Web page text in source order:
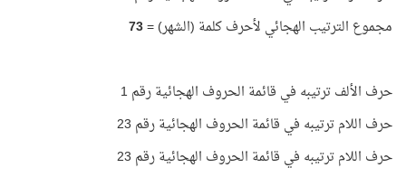
مجموع الترتيب الهجائي لأحرف كلمة (الشهر) =73
حرف الألف ترتيبه في قائمة الحروف الهجائية رقم 1
حرف اللام ترتيبه في قائمة الحروف الهجائية رقم 23
حرف اللام ترتيبه في قائمة الحروف الهجائية رقم 23